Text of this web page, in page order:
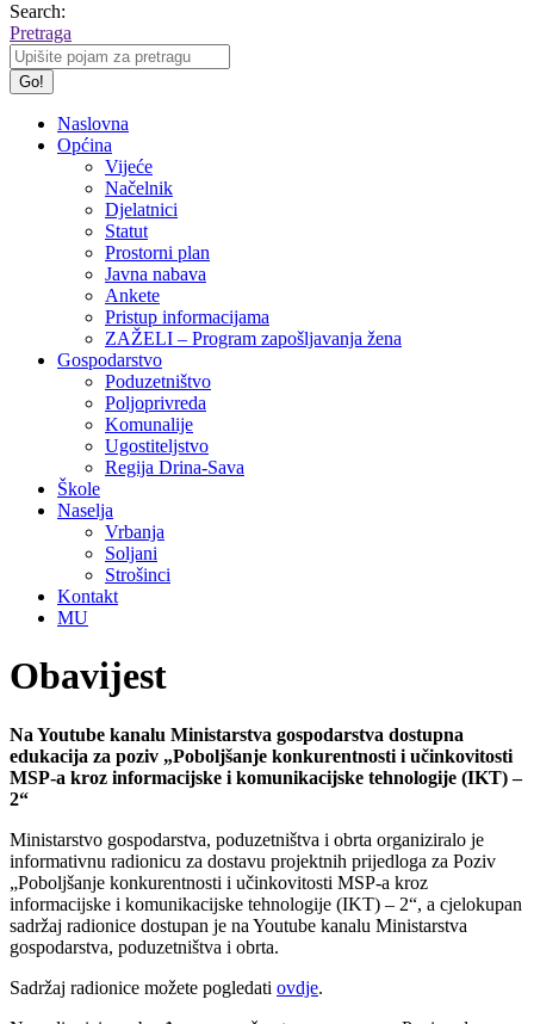
Search:
Pretraga
Naslovna
Općina
Vijeće
Načelnik
Djelatnici
Statut
Prostorni plan
Javna nabava
Ankete
Pristup informacijama
ZAŽELI – Program zapošljavanja žena
Gospodarstvo
Poduzetništvo
Poljoprivreda
Komunalije
Ugostiteljstvo
Regija Drina-Sava
Škole
Naselja
Vrbanja
Soljani
Strošinci
Kontakt
MU
Obavijest
Na Youtube kanalu Ministarstva gospodarstva dostupna
edukacija za poziv „Poboljšanje konkurentnosti i učinkovitosti
MSP-a kroz informacijske i komunikacijske tehnologije (IKT) –
2“
Ministarstvo gospodarstva, poduzetništva i obrta organiziralo je
informativnu radionicu za dostavu projektnih prijedloga za Poziv
„Poboljšanje konkurentnosti i učinkovitosti MSP-a kroz
informacijske i komunikacijske tehnologije (IKT) – 2“, a cjelokupan
sadržaj radionice dostupan je na Youtube kanalu Ministarstva
gospodarstva, poduzetništva i obrta.
Sadržaj radionice možete pogledati ovdje.